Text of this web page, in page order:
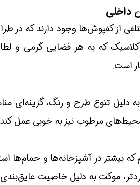
داخلی
از کفپوش‌ها وجود دارند که در
کلاسیک که به هر فضایی گرمی و
است.
دلیل تنوع طرح و رنگ، گزینه‌ای
مرطوب نیز به خوبی عمل
بیشتر در آشپزخانه‌ها و حمام‌ها
موکت به دلیل خاصیت